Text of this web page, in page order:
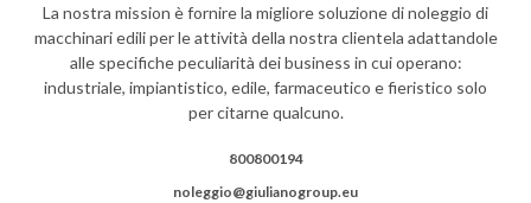
La nostra mission è fornire la migliore soluzione di noleggio di
macchinari edili per le attività della nostra clientela adattandole
alle specifiche peculiarità dei business in cui operano:
industriale, impiantistico, edile, farmaceutico e fieristico solo
per citarne qualcuno.
800800194
noleggio@giulianogroup.eu